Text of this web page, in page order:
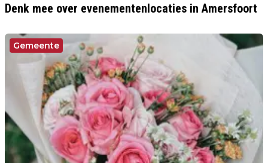
Denk mee over evenementenlocaties in Amersfoort
Gemeente